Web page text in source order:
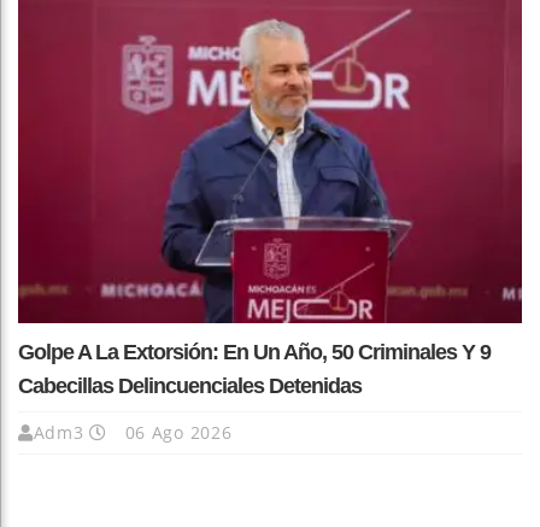
Golpe A La Extorsión: En Un Año, 50 Criminales Y 9
Cabecillas Delincuenciales Detenidas
Adm3 06 Ago 2026